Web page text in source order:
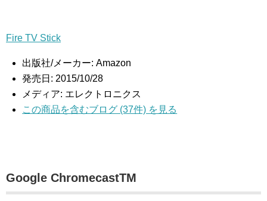
Fire TV Stick
出版社/メーカー: Amazon
発売日: 2015/10/28
メディア: エレクトロニクス
この商品を含むブログ (37件) を見る
Google ChromecastTM